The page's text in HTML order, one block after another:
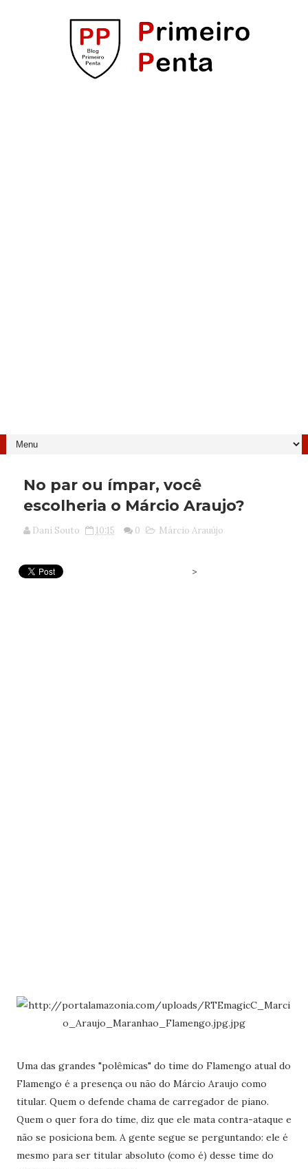
No par ou ímpar, você
escolheria o Márcio Araujo?
Dani Souto 10:15 0 Márcio Arauújo
>
Uma das grandes "polêmicas" do time do Flamengo atual do
Flamengo é a presença ou não do Márcio Araujo como
titular. Quem o defende chama de carregador de piano.
Quem o quer fora do time, diz que ele mata contra-ataque e
não se posiciona bem. A gente segue se perguntando: ele é
mesmo para ser titular absoluto (como é) desse time do